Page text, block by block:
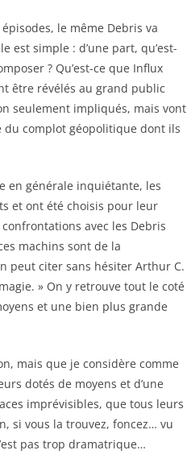
le même Debris va
est simple : d’une part, qu’est-
? Qu’est-ce que Influx
être révélés au grand public
seulement impliqués, mais vont
complot géopolitique dont ils
en générale inquiétante, les
et ont été choisis pour leur
avec les Debris
machins sont de la
peut citer sans hésiter Arthur C.
» On y retrouve tout le coté
et une bien plus grande
mais que je considère comme
dotés de moyens et d’une
imprévisibles, que tous leurs
si vous la trouvez, foncez… vu
pas trop dramatrique…